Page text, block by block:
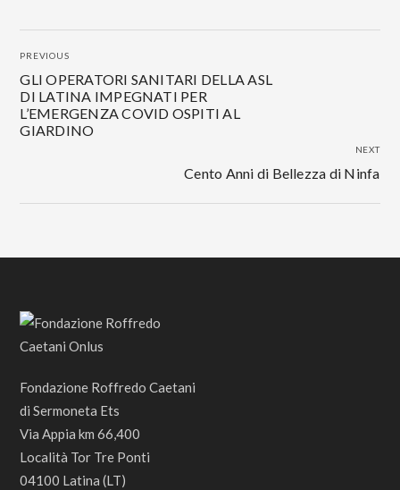
PREVIOUS
GLI OPERATORI SANITARI DELLA ASL
DI LATINA IMPEGNATI PER
L’EMERGENZA COVID OSPITI AL
GIARDINO
NEXT
Cento Anni di Bellezza di Ninfa
Fondazione Roffredo Caetani
di Sermoneta Ets
Via Appia km 66,400
Località Tor Tre Ponti
04100 Latina (LT)